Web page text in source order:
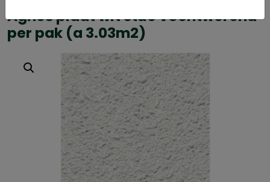
Agnes plaat wit stuc vochtwerend
per pak (a 3.03m2)